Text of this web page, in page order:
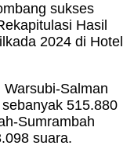
sukses
Hasil
2024 di Hotel
Salman
515.880
Sumrambah
suara.